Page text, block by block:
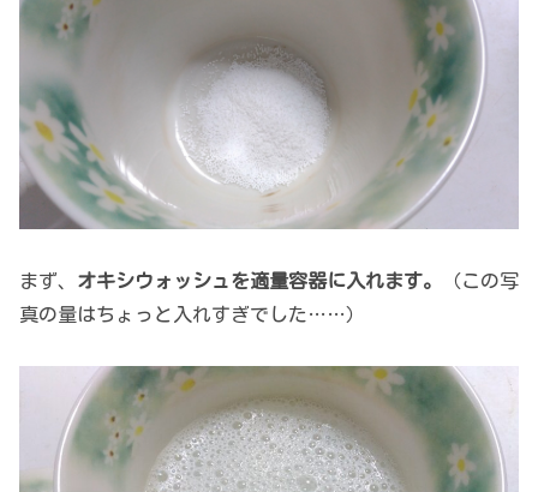
まず、 オキシウォッシュを適量容器に入れます。
（この写
真の量はちょっと入れすぎでした……）